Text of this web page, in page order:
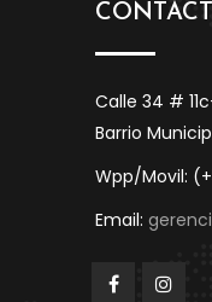
Calle 34 #
Barrio
Wpp/Movil:
Email: